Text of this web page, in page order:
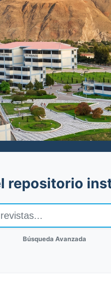
repositorio
Búsqueda Avanzada